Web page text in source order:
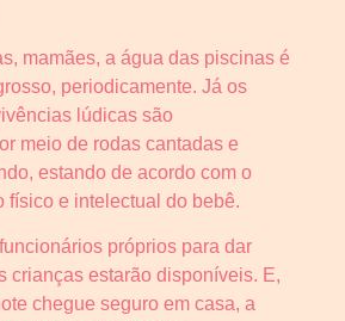
mamães, a água das piscinas é
periodicamente. Já os
lúdicas são
meio de rodas cantadas e
estando de acordo com o
físico e intelectual do bebê.
próprios para dar
crianças estarão disponíveis. E,
chegue seguro em casa, a